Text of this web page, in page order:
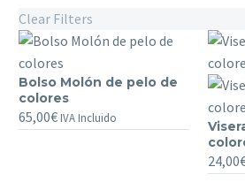
Clear Filters
Bolso
Molón
de
Bolso Molón de pelo de
colores
65,00€ IVA Incluido
de
cuero
24,00